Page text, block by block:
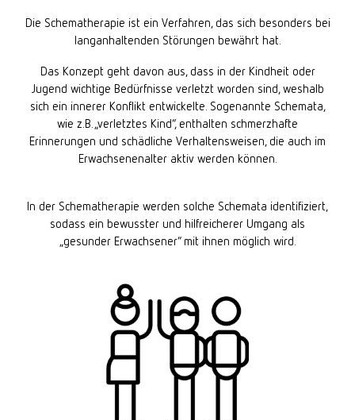
Die Schematherapie ist ein Verfahren, das sich besonders bei
langanhaltenden Störungen bewährt hat.
Das Konzept geht davon aus, dass in der Kindheit oder
Jugend wichtige Bedürfnisse verletzt worden sind, weshalb
sich ein innerer Konflikt entwickelte. Sogenannte Schemata,
wie z.B. „verletztes Kind“, enthalten schmerzhafte
Erinnerungen und schädliche Verhaltensweisen, die auch im
Erwachsenenalter aktiv werden können.
In der Schematherapie werden solche Schemata identifiziert,
sodass ein bewusster und hilfreicherer Umgang als
„gesunder Erwachsener“ mit ihnen möglich wird.